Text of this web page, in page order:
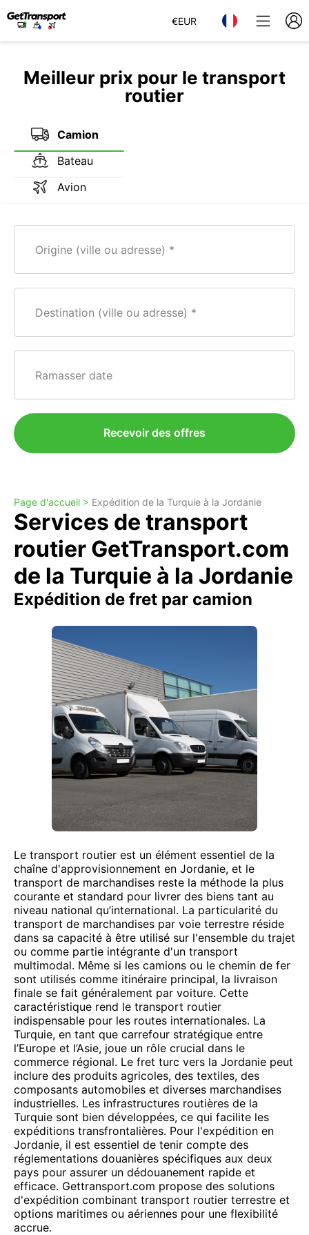
€EUR
Meilleur prix pour le transport
routier
Camion
Bateau
Avion
Origine (ville ou adresse)
Destination (ville ou adresse)
Ramasser date
Recevoir des offres
Page d'accueil > Expédition de la Turquie à la Jordanie
Services de transport
routier GetTransport.com
de la Turquie à la Jordanie
Expédition de fret par camion
Le transport routier est un élément essentiel de la
chaîne d'approvisionnement en Jordanie, et le
transport de marchandises reste la méthode la plus
courante et standard pour livrer des biens tant au
niveau national qu’international. La particularité du
transport de marchandises par voie terrestre réside
dans sa capacité à être utilisé sur l'ensemble du trajet
ou comme partie intégrante d'un transport
multimodal. Même si les camions ou le chemin de fer
sont utilisés comme itinéraire principal, la livraison
finale se fait généralement par voiture. Cette
caractéristique rend le transport routier
indispensable pour les routes internationales. La
Turquie, en tant que carrefour stratégique entre
l’Europe et l’Asie, joue un rôle crucial dans le
commerce régional. Le fret turc vers la Jordanie peut
inclure des produits agricoles, des textiles, des
composants automobiles et diverses marchandises
industrielles. Les infrastructures routières de la
Turquie sont bien développées, ce qui facilite les
expéditions transfrontalières. Pour l'expédition en
Jordanie, il est essentiel de tenir compte des
réglementations douanières spécifiques aux deux
pays pour assurer un dédouanement rapide et
efficace. Gettransport.com propose des solutions
d'expédition combinant transport routier terrestre et
options maritimes ou aériennes pour une flexibilité
accrue.